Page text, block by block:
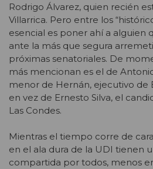
Rodrigo Álvarez, quien recién
Villarrica. Pero entre los
esencial es poner ahí a alguien
ante la más que segura
próximas senatoriales. De
más mencionan es el de
menor de Hernán, ejecutivo de
en vez de Ernesto Silva, el
Las Condes.
Mientras el tiempo corre de
en el ala dura de la UDI tienen
compartida por todos, menos